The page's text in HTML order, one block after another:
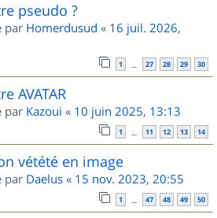
pseudo ?
par Homerdusud « 16 juil. 2026,
1 … 27 28 29 30
AVATAR
par Kazoui « 10 juin 2025, 13:13
1 … 11 12 13 14
vétété en image
par Daelus « 15 nov. 2023, 20:55
1 … 47 48 49 50